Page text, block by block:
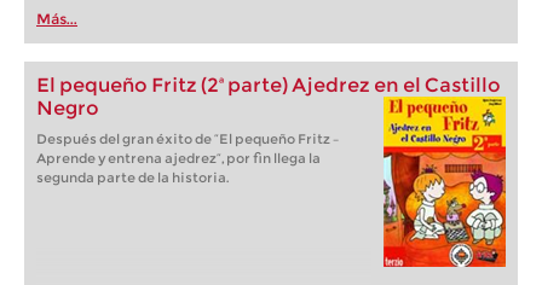
niños, acaban de publicar un programa
interactivo de enseñanza para aprender y
entrenar ajedrez.
Más...
El pequeño Fritz (2ª parte) Ajedrez en el Castillo
Negro
Después del gran éxito de “El pequeño Fritz –
Aprende y entrena ajedrez“, por fin llega la
segunda parte de la historia.